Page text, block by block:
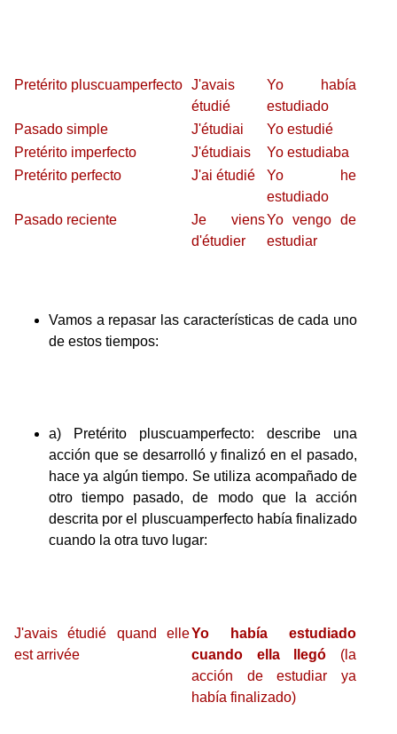
Pretérito pluscuamperfecto J'avais
étudié
Yo había
estudiado
Pasado simple
J'étudiai
Yo estudié
Pretérito imperfecto
J'étudiais
Yo estudiaba
Pretérito perfecto
J'ai étudié
Yo he
estudiado
Pasado reciente
Je viens
d'étudier
Yo vengo de
estudiar
Vamos a repasar las características de cada uno
de estos tiempos:
a) Pretérito pluscuamperfecto: describe una
acción que se desarrolló y finalizó en el pasado,
hace ya algún tiempo. Se utiliza acompañado de
otro tiempo pasado, de modo que la acción
descrita por el pluscuamperfecto había finalizado
cuando la otra tuvo lugar:
J'avais étudié quand elle
est arrivée
Yo había estudiado
cuando ella llegó (la
acción de estudiar ya
había finalizado)